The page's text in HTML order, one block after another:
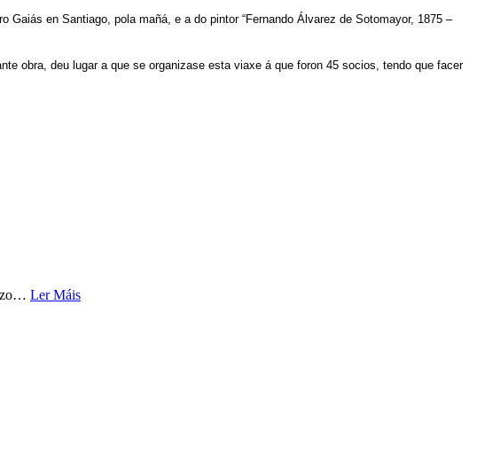
en Santiago, pola mañá, e a do pintor “Fernando Álvarez de Sotomayor, 1875 –
obra, deu lugar a que se organizase esta viaxe á que foron 45 socios, tendo que facer
… Ler Máis